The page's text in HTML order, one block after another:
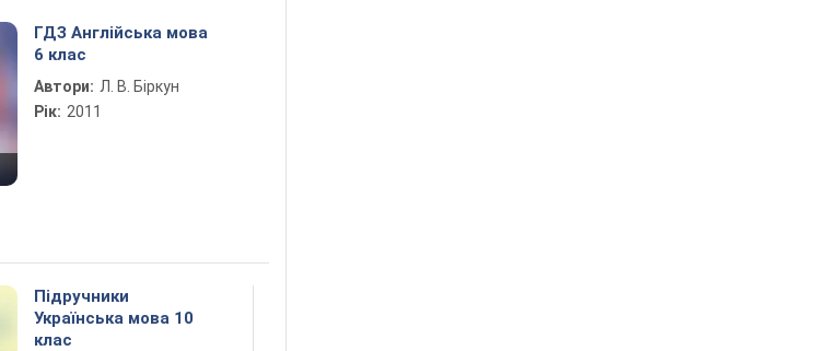
ГДЗ Англійська мова
6 клас
Автори: Л. В. Біркун
Рік: 2011
Підручники
Українська мова 10
клас